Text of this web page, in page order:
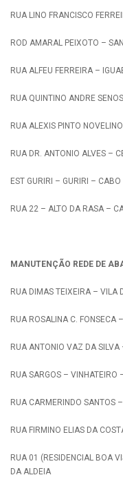
RUA LINO FRANCISCO
ROD AMARAL PEIXOTO –
RUA ALFEU FERREIRA –
RUA QUINTINO ANDRE
RUA ALEXIS PINTO
RUA DR. ANTONIO ALVES –
EST GURIRI – GURIRI – CABO
RUA 22 – ALTO DA RASA –
MANUTENÇÃO REDE DE
RUA DIMAS TEIXEIRA – VILA
RUA ROSALINA C. FONSECA
RUA ANTONIO VAZ DA
RUA SARGOS – VINHATEIRO
RUA CARMERINDO SANTOS
RUA FIRMINO ELIAS DA
RUA 01 (RESIDENCIAL BOA
DA ALDEIA